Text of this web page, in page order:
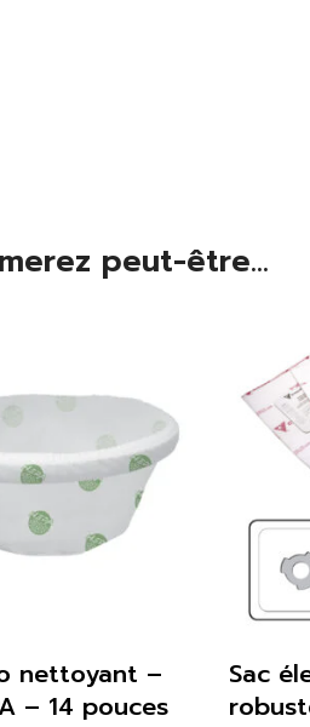
peut-être...
nettoyant –
– 14 pouces
Sac